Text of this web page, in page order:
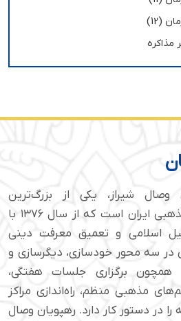
(12)
مذاکره
وصال شیراز، یکی از بزرگ‌ترین
مجموعه‌های فرهنگی و مذهبی ایران است که از سال ۱۳۷۶ با
اسلامی و تعمیق معرفت دینی
در سه محور خودسازی، دیگرسازی و
همچون برگزاری جلسات هفتگی،
مذهبی منظم، راه‌اندازی مراکز
در دستور کار دارد. رهپویان وصال